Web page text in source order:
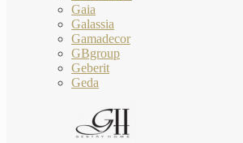
Gaia
Galassia
Gamadecor
GBgroup
Geberit
Geda